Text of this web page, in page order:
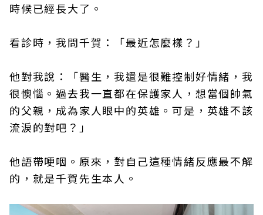
時候已經長大了。
看診時，我問千賀：「最近怎麼樣？」
他對我說：「醫生，我還是很難控制好情緒，我
很懊惱。過去我一直都在保護家人，想當個帥氣
的父親，成為家人眼中的英雄。可是，英雄不該
流淚的對吧？」
他語帶哽咽。原來，對自己這種情緒反應最不解
的，就是千賀先生本人。